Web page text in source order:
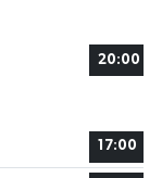
20:00
17:00